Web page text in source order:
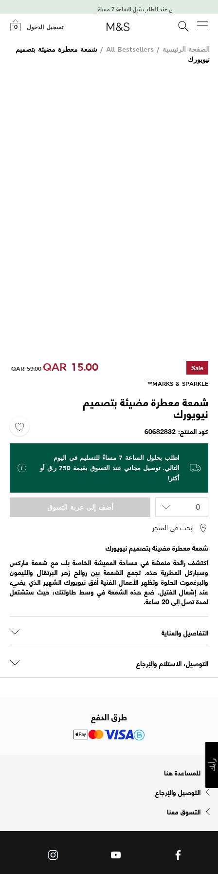
في اليوم التالي عند الطلب قبل الساعة 7 مساءً
تسجيل الدخول 0
الصفحة الرئيسية /
All Bestsellers
/ شمعة معطرة مضيئة بتصميم
نيويورك
Sale
QAR 15.00
QAR59.00
MARKS & SPARKLE™
شمعة معطرة مضيئة بتصميم
نيويورك
كود المنتج 60682832
اطلب بحلول الساعة 7 مساءً للتسليم في اليوم
التالي. توصيل مجاني عند التسوق بقيمة 250 ر.ق أو
أكثر!
أضف إلى عربة التسوق
ابحث في المتجر
شمعة معطرة مضيئة بتصميم نيويورك
اكتشف رائحة منعشة في مساحة المعيشة الخاصة بك مع شمعة ماركس
وسباركل العطرية هذه. تجمع الشمعة بين روائح زهر البرتقال والليمون
والبرغموت الحلوة وتظهر الأعمال الفنية أفق نيويورك الشهير الذي يضيء
عند إشعال الفتيل. ضع هذه الشمعة في وسط طاولتك، حيث ستشتعل
لمدة تصل إلى 20 ساعة.
التفاصيل والعناية
التوصيل، الاستلام والإرجاع
طرق الدفع
للمساعدة هنا
التوصيل والإرجاع
التسوق معنا
رأيك